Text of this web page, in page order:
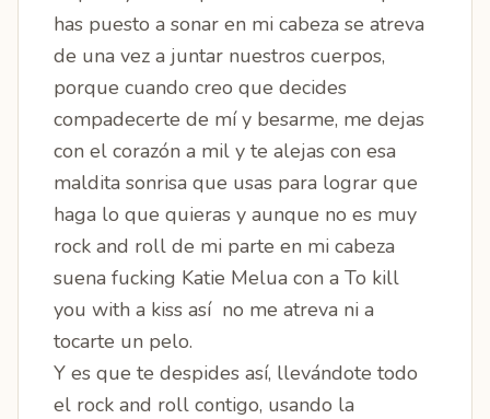
has puesto a sonar en mi cabeza se atreva
de una vez a juntar nuestros cuerpos,
porque cuando creo que decides
compadecerte de mí y besarme, me dejas
con el corazón a mil y te alejas con esa
maldita sonrisa que usas para lograr que
haga lo que quieras y aunque no es muy
rock and roll de mi parte en mi cabeza
suena fucking Katie Melua con a To kill
you with a kiss así no me atreva ni a
tocarte un pelo.
Y es que te despides así, llevándote todo
el rock and roll contigo, usando la